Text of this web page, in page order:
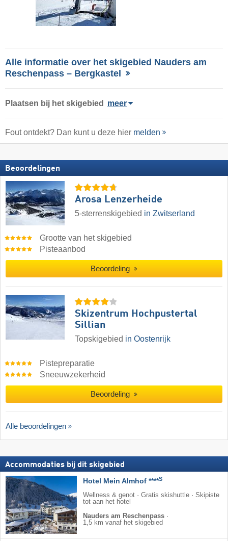
Alle informatie over het skigebied Nauders am
Reschenpass – Bergkastel
Plaatsen bij het skigebied meer
Fout ontdekt? Dan kunt u deze hier melden
Beoordelingen
Arosa Lenzerheide
5-sterrenskigebied in Zwitserland
Grootte van het skigebied
Pisteaanbod
Beoordeling
Skizentrum Hochpustertal
Sillian
Topskigebied in Oostenrijk
Pistepreparatie
Sneeuwzekerheid
Beoordeling
Alle beoordelingen
Accommodaties bij dit skigebied
Hotel Mein Almhof ****S
Wellness & genot · Gratis skishuttle · Skipiste
tot aan het hotel
Nauders am Reschenpass ·
1,5 km vanaf het skigebied